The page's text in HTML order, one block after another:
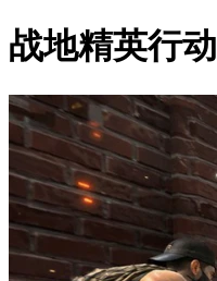
战地精英行动